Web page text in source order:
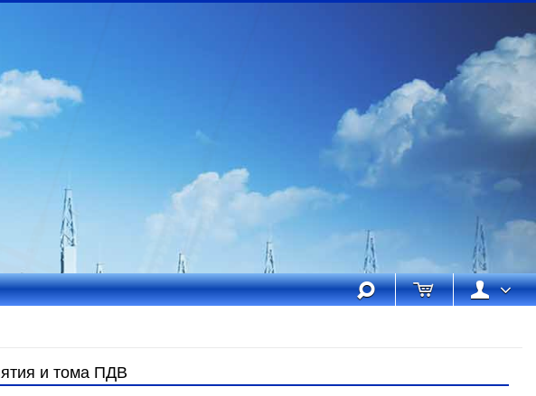
и тома ПДВ